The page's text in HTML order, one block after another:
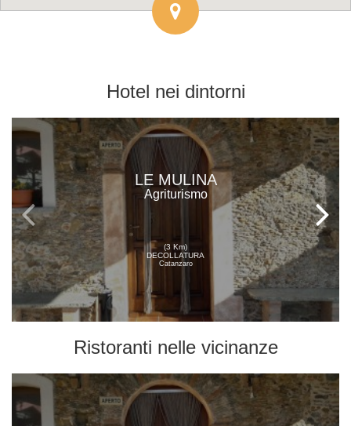
Hotel nei dintorni
LE MULINA
Agriturismo
(3 Km)
DECOLLATURA
Catanzaro
Ristoranti nelle vicinanze